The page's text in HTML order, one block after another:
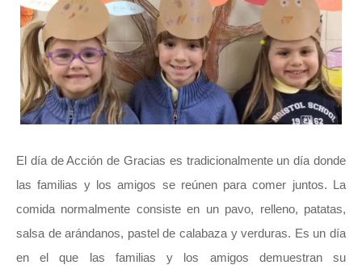
El día de Acción de Gracias es tradicionalmente un día donde
las familias y los amigos se reúnen para comer juntos. La
comida normalmente consiste en un pavo, relleno, patatas,
salsa de arándanos, pastel de calabaza y verduras. Es un día
en el que las familias y los amigos demuestran su